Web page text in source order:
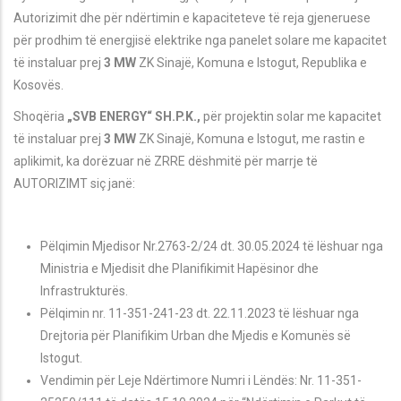
Autorizimit dhe për ndërtimin e kapaciteteve të reja gjeneruese
për prodhim të energjisë elektrike nga panelet solare me kapacitet
të instaluar prej 3 MW ZKSinajë, Komuna e Istogut, Republika e
Kosovës.
Shoqëria „SVB ENERGY“ SH.P.K., për projektin solarme kapacitet
të instaluar prej 3 MW ZKSinajë, Komuna e Istogut, me rastin e
aplikimit, ka dorëzuar në ZRRE dëshmitë për marrje të
AUTORIZIMT siç janë:
Pëlqimin Mjedisor Nr.2763-2/24 dt. 30.05.2024 të lëshuar nga
Ministria e Mjedisit dhe Planifikimit Hapësinor dhe
Infrastrukturës.
Pëlqimin nr. 11-351-241-23 dt. 22.11.2023 të lëshuar nga
Drejtoria për Planifikim Urban dhe Mjedis e Komunës së
Istogut.
Vendimin për Leje Ndërtimore Numri i Lëndës: Nr. 11-351-